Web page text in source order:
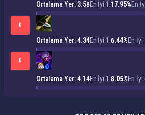
Ortalama Yer: 3.58En İyi 1:17.95%En
D
Ortalama Yer: 4.34En İyi 1:6.44%En İyi
D
Ortalama Yer: 4.14En İyi 1:8.05%En İyi